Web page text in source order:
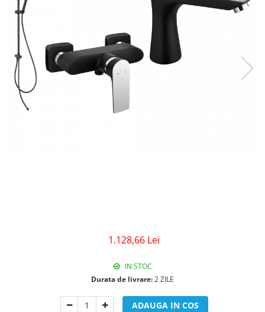
Sigurante Gewiss
Sigurante Legrand
Sigurante Schneider
Tablouri electrice
Tablouri Gewiss
1.128,66 Lei
IN STOC
Durata de livrare:2 ZILE
ADAUGA IN COS